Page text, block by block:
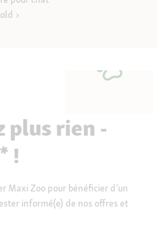
plus rien -
!
Maxi Zoo pour bénéficier d’un
informé(e) de nos offres et